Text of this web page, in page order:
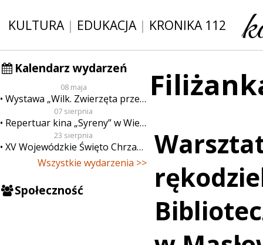
KULTURA| EDUKACJA| KRONIKA 112
Kalendarz wydarzeń
08 maja
Wystawa „Wilk. Zwierzęta przeklęte”
07 sierpnia
Repertuar kina „Syreny” w Wieluniu w dn. od 7 do 13 sierpnia
23 sierpnia
XV Wojewódzkie Święto Chrzanu
Wszystkie wydarzenia >>
Społeczność